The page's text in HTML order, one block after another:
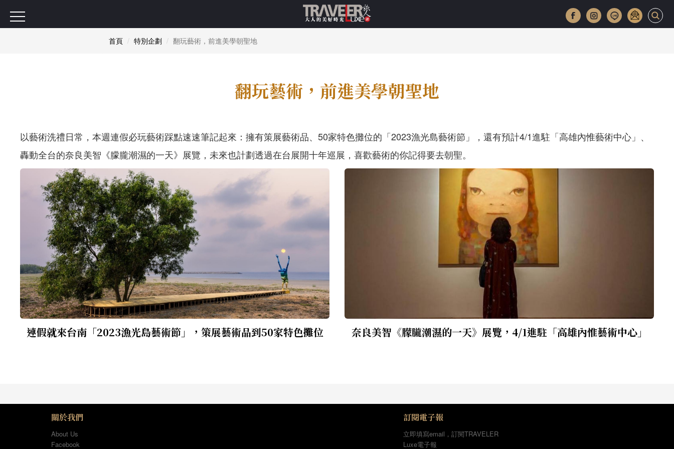
首頁 特別企劃 翻玩藝術，前進美學朝聖地
翻玩藝術，前進美學朝聖地
以藝術洗禮日常，本週連假必玩藝術踩點速速筆記起來：擁有策展藝術品、50家特色攤位的「2023漁光島藝術節」，還有預計4/1進駐「高雄內惟藝術中心」、
轟動全台的奈良美智《朦朧潮濕的一天》展覽，未來也計劃透過在台展開十年巡展，喜歡藝術的你記得要去朝聖。
連假就來台南「2023漁光島藝術節」，策展藝術品到50家特色攤位 奈良美智《朦朧潮濕的一天》展覽，4/1進駐「高雄內惟藝術中心」
關於我們
About Us
Facebook
訂閱電子報
立即填寫email，訂閱TRAVELER
Luxe電子報